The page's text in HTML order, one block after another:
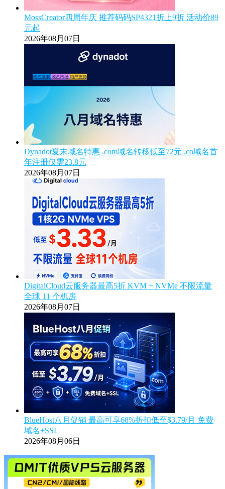
MossCreator四周年庆 推荐码码SP4321折上9折 活动价89
元起
2026年08月07日
Dynadot夏末域名特惠 .com域名转移低至72元 .co域名首
年注册仅需23.8元
2026年08月07日
DigitalCloud云服务器最高5折 KVM + NVMe 不限流量
全球 11 个机房
2026年08月07日
BlueHost八月促销 最高可享68%折扣低至$3.79/月 免费
域名+SSL
2026年08月06日